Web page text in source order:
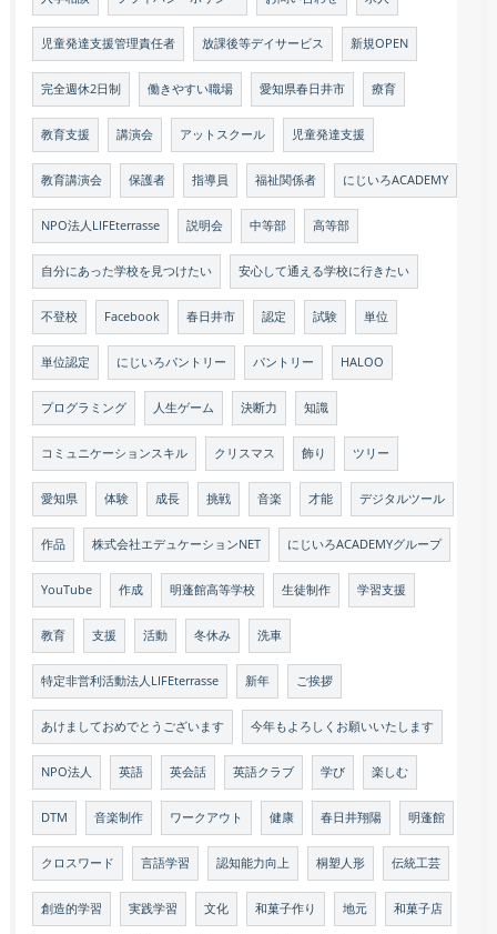
児童発達支援管理責任者 放課後等デイサービス 新規OPEN
完全週休2日制 働きやすい職場 愛知県春日井市 療育
教育支援 講演会 アットスクール 児童発達支援
教育講演会 保護者 指導員 福祉関係者 にじいろACADEMY
NPO法人LIFEterrasse 説明会 中等部 高等部
自分にあった学校を見つけたい 安心して通える学校に行きたい
不登校 Facebook 春日井市 認定 試験 単位
単位認定 にじいろパントリー パントリー HALOO
プログラミング 人生ゲーム 決断力 知識
コミュニケーションスキル クリスマス 飾り ツリー
愛知県 体験 成長 挑戦 音楽 才能 デジタルツール
作品 株式会社エデュケーションNET にじいろACADEMYグループ
YouTube 作成 明蓬館高等学校 生徒制作 学習支援
教育 支援 活動 冬休み 洗車
特定非営利活動法人LIFEterrasse 新年 ご挨拶
あけましておめでとうございます 今年もよろしくお願いいたします
NPO法人 英語 英会話 英語クラブ 学び 楽しむ
DTM 音楽制作 ワークアウト 健康 春日井翔陽 明蓬館
クロスワード 言語学習 認知能力向上 桐塑人形 伝統工芸
創造的学習 実践学習 文化 和菓子作り 地元 和菓子店